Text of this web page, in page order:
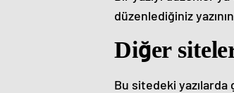
düzenlediğiniz
Diğer
Bu sitedeki